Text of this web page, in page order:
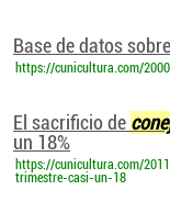
Base de datos
https://cunicultura.com/
El sacrificio de
un 18%
https://cunicultura.com/
trimestre-casi-un-18